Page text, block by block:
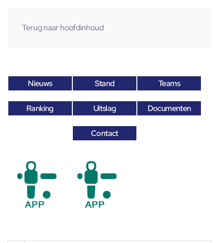
Terug naar hoofdinhoud
Nieuws Stand Teams
Ranking Uitslag Documenten
Contact